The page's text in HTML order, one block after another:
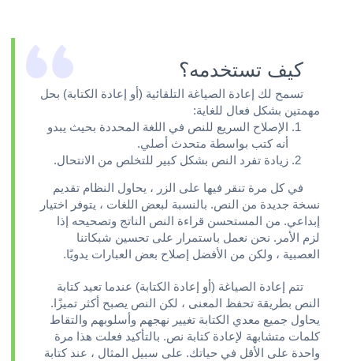
كيف تستخدمه؟
تسمح لك إعادة الصياغة التلقائية (أو إعادة الكتابة) بحل
مهمتين بشكل فعال للغاية:
الإصلاح السريع للنص في اللغة المحددة بحيث يبدو
أنه كتب بواسطة متحدث أصلي.
زيادة تفرد النص بشكل كبير للتخلص من الانتحال.
في كل مرة تنقر فيها على الزر ، يحاول النظام تقديم
نسخة جديدة من النص. بالنسبة لبعض اللغات ، يتوفر اختيار
إبداعي. من المستحسن قراءة النص الناتج وتصحيحه إذا
لزم الأمر. نحن نعمل باستمرار على تحسين شبكاتنا
العصبية ، ولكن من الأفضل إصلاح بعض العبارات يدويًا.
تتم إعادة الصياغة (أو إعادة الكتابة) عندما تعيد كتابة
النص بطريقة تحفظ المعنى ، لكن النص يصبح أكثر تميزًا.
يحاول جميع معدي الكتابة تغيير نهجهم وأسلوبهم والتقاط
كلمات متشابهة لإعادة كتابة نص. بالتأكيد فعلت هذا مرة
واحدة على الأقل في حياتك. على سبيل المثال ، عند كتابة